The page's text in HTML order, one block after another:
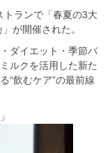
トランで「春夏の3大
が開催された。
ダイエット・季節バ
ルクを活用した新た
“飲むケア”の最前線